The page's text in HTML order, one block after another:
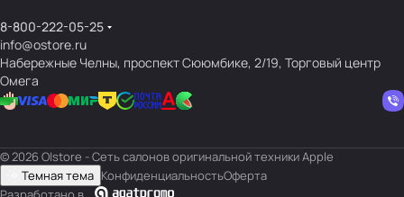
8-800-222-05-25
info@ostore.ru
Набережные Челны, проспект Сююмбике, 2/19, Торговый центр
Омега
© 2026 O|store - Сеть салонов оригинальной техники Apple
Темная тема КонфиденциальностьОферта